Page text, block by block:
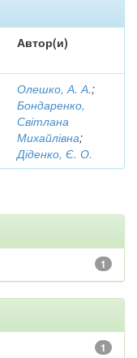
Автор(и)
Олешко, А. А.;
Бондаренко,
Світлана
Михайлівна;
Діденко, Є. О.
1
1